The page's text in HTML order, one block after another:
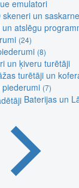
emulatori
skeneri un
un atslēgu
(24)
(8)
un ķiveru turētāji
turētāji un
piederumi (7)
Baterijas un